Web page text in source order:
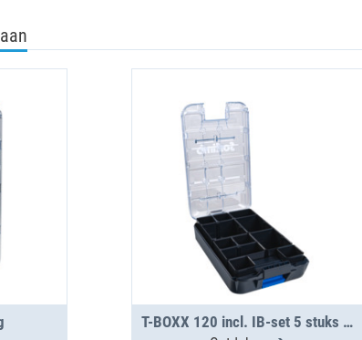
T-BOXX 120 incl. IB-set 5 stuks H63